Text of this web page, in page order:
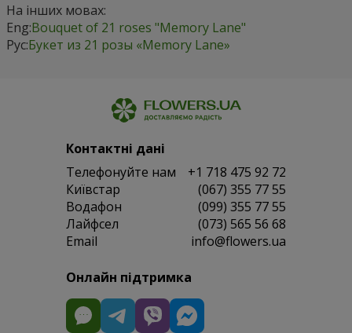
На інших мовах:
Eng:Bouquet of 21 roses "Memory Lane"
Рус:Букет из 21 розы «Memory Lane»
Контактні дані
Телефонуйте нам
+1 718 475 92 72
Київстар
(067) 355 77 55
Водафон
(099) 355 77 55
Лайфсел
(073) 565 56 68
Email
info@flowers.ua
Онлайн підтримка